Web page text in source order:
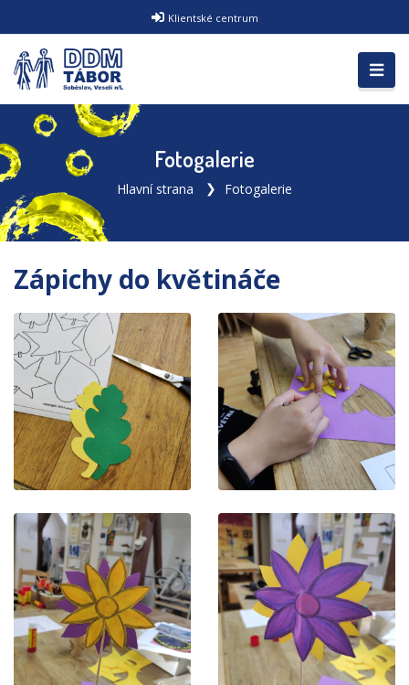
Klientské centrum
Fotogalerie
Hlavní strana Fotogalerie
Zápichy do květináče